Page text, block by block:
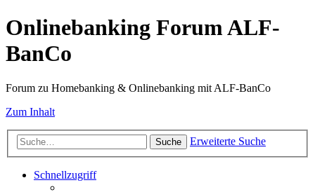
Onlinebanking Forum ALF-
BanCo
Forum zu Homebanking & Onlinebanking mit ALF-BanCo
Zum Inhalt
Suche Erweiterte Suche
Schnellzugriff